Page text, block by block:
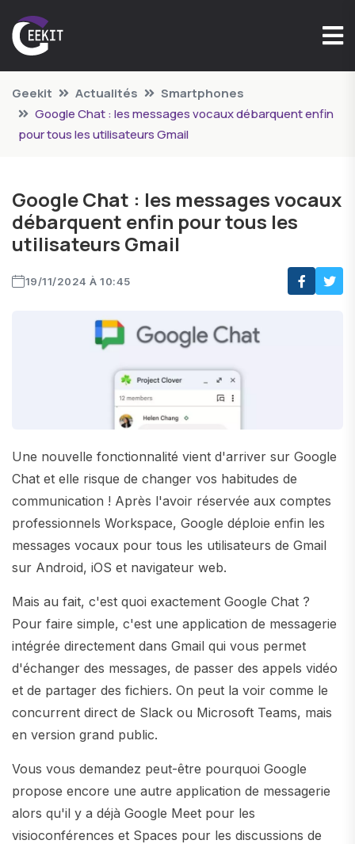
Geekit Actualités
Smartphones
Google Chat : les messages vocaux débarquent enfin
pour tous les utilisateurs Gmail
Google Chat : les messages vocaux
débarquent enfin pour tous les
utilisateurs Gmail
19/11/2024 À 10:45
Une nouvelle fonctionnalité vient d'arriver sur Google
Chat et elle risque de changer vos habitudes de
communication ! Après l'avoir réservée aux comptes
professionnels Workspace, Google déploie enfin les
messages vocaux pour tous les utilisateurs de Gmail
sur Android, iOS et navigateur web.
Mais au fait, c'est quoi exactement Google Chat ?
Pour faire simple, c'est une application de messagerie
intégrée directement dans Gmail qui vous permet
d'échanger des messages, de passer des appels vidéo
et de partager des fichiers. On peut la voir comme le
concurrent direct de Slack ou Microsoft Teams, mais
en version grand public.
Vous vous demandez peut-être pourquoi Google
propose encore une autre application de messagerie
alors qu'il y a déjà Google Meet pour les
visioconférences et Spaces pour les discussions de